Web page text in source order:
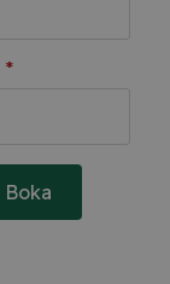
*
Boka